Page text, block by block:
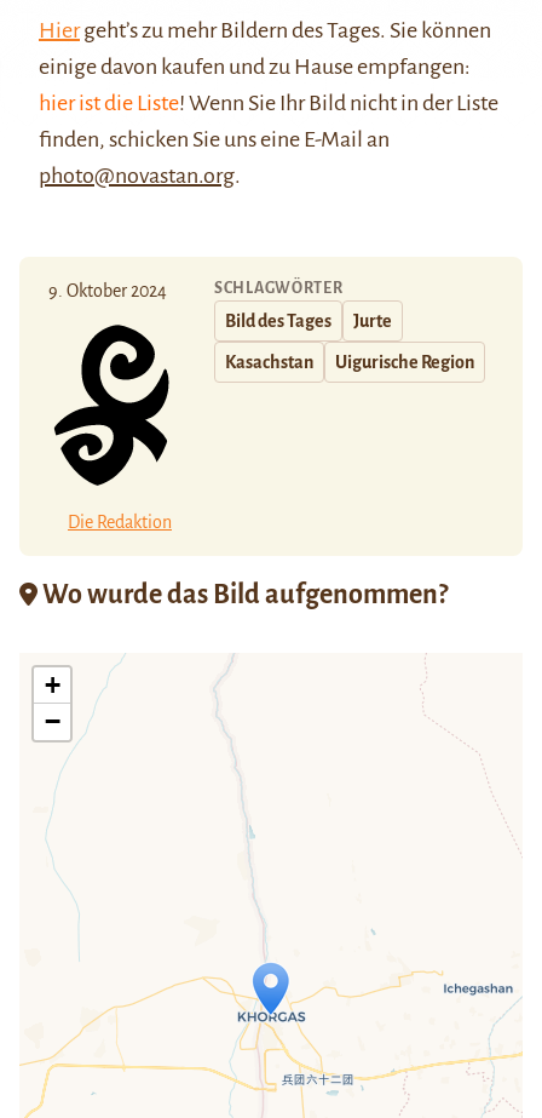
Hiergeht’s zu mehr Bildern des Tages. Sie können
einige davon kaufen und zu Hause empfangen:
hier ist die Liste! Wenn Sie Ihr Bild nicht in der Liste
finden, schicken Sie uns eine E-Mail an
photo@novastan.org.
9. Oktober 2024
Die Redaktion
SCHLAGWÖRTER
Bild des Tages Jurte
Kasachstan Uigurische Region
Wo wurde das Bild aufgenommen?
Travelers' Map wird geladen …
Wenn du dies siehst, nachdem deine
Seite vollständig geladen wurde,
fehlen leafletJS-Dateien.
+
−